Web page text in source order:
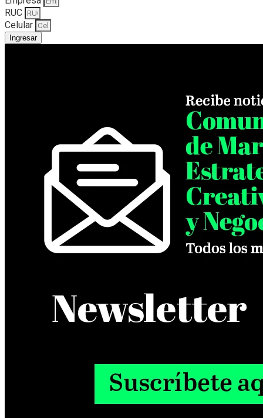
RUC
Celular
Ingresar